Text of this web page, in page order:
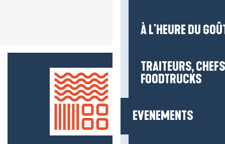
À L'HEURE DU
TRAITEURS,
FOODTRUCKS
EVENEMENTS